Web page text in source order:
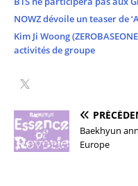
NOWZ dévoile un teaser de
Kim Ji Woong
activités de groupe
Baekhyun
Europe